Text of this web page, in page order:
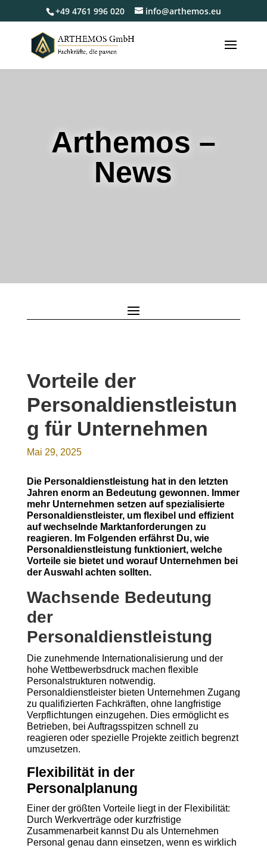
+49 4761 996 020 info@arthemos.eu
Arthemos –
News
Vorteile der
Personaldienstleistun
g für Unternehmen
Mai 29, 2025
Die Personaldienstleistung hat in den letzten
Jahren enorm an Bedeutung gewonnen. Immer
mehr Unternehmen setzen auf spezialisierte
Personaldienstleister, um flexibel und effizient
auf wechselnde Marktanforderungen zu
reagieren. Im Folgenden erfährst Du, wie
Personaldienstleistung funktioniert, welche
Vorteile sie bietet und worauf Unternehmen bei
der Auswahl achten sollten.
Wachsende Bedeutung
der
Personaldienstleistung
Die zunehmende Internationalisierung und der
hohe Wettbewerbsdruck machen flexible
Personalstrukturen notwendig.
Personaldienstleister bieten Unternehmen Zugang
zu qualifizierten Fachkräften, ohne langfristige
Verpflichtungen einzugehen. Dies ermöglicht es
Betrieben, bei Auftragsspitzen schnell zu
reagieren oder spezielle Projekte zeitlich begrenzt
umzusetzen.
Flexibilität in der
Personalplanung
Einer der größten Vorteile liegt in der Flexibilität:
Durch Werkverträge oder kurzfristige
Zusammenarbeit kannst Du als Unternehmen
Personal genau dann einsetzen, wenn es wirklich